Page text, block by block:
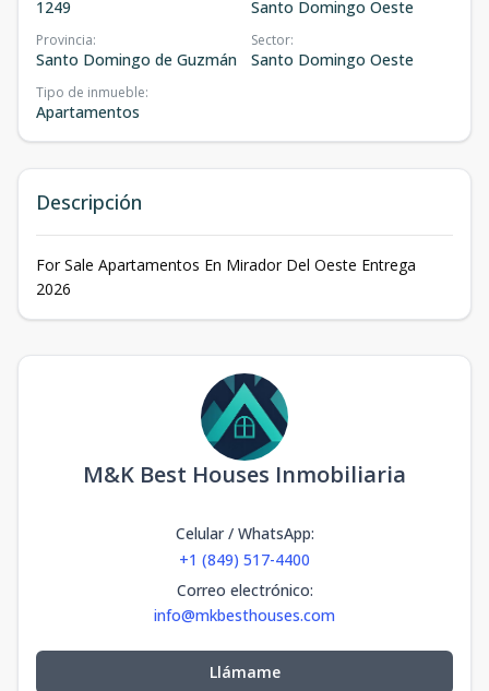
1249 Santo Domingo Oeste
Provincia:
Santo Domingo de Guzmán
Sector:
Santo Domingo Oeste
Tipo de inmueble:
Apartamentos
Descripción
For Sale Apartamentos En Mirador Del Oeste Entrega
2026
M&K Best Houses Inmobiliaria
Celular / WhatsApp:
+1 (849) 517-4400
Correo electrónico:
info@mkbesthouses.com
Llámame